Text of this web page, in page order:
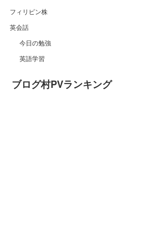
フィリピン株
英会話
今日の勉強
英語学習
ブログ村PVランキング